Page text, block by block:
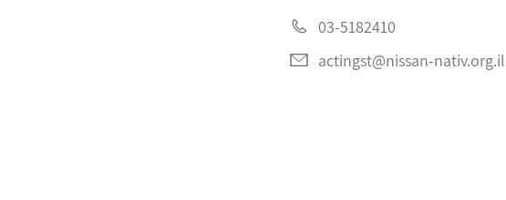
03-5182410
actingst@nissan-nativ.org.il